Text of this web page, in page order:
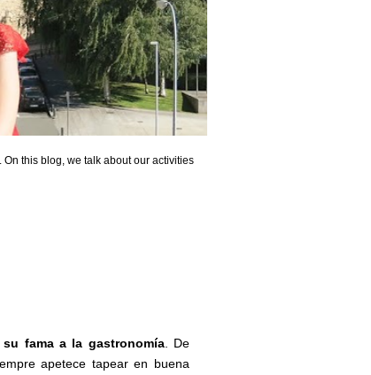
this blog, we talk about our activities
fama a la gastronomía. De
apetece tapear en buena